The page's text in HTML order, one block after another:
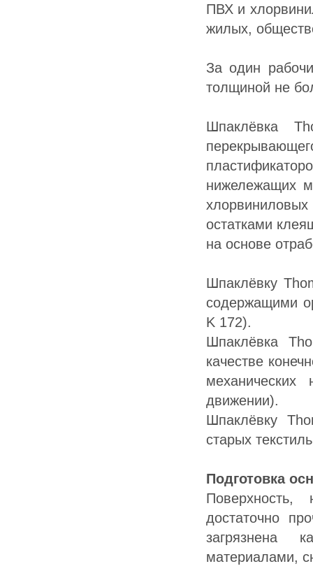
ПВХ и
жилых,
За один
толщиной не
Шпаклёвка
нижележащих
остатками
на основе
Шпаклёвку
содержащими
K 172).
Шпаклёвка
качестве
движении).
Шпаклёвку
старых
Подготовка
достаточно
загрязнена
материалами,